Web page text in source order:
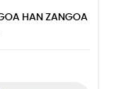
HAN ZANGOA